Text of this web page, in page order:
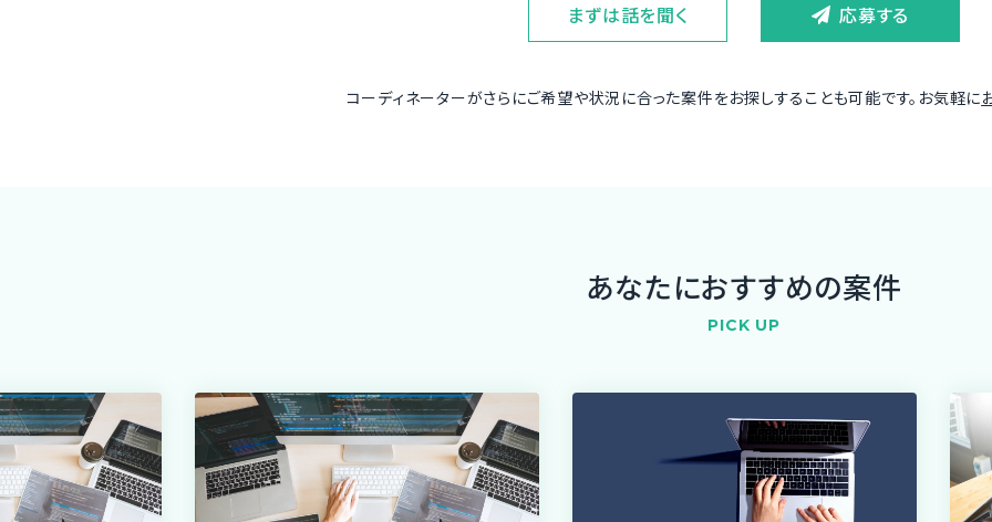
まずは話を聞く 応募する
コーディネーターがさらにご希望や状況に合った案件をお探しすることも可能です。お気軽に
あなたにおすすめの案件
PICK UP